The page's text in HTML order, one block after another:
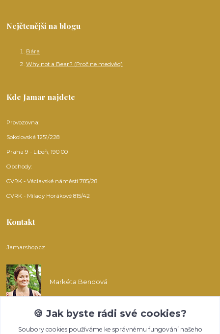
Nejčtenější na blogu
Bára
Why not a Bear? (Proč ne medvěd)
Kde Jamar najdete
Provozovna:
Sokolovská 1251/228
Praha 9 - Libeň, 190 00
Obchody:
CVRK - Václavské náměstí 785/28
CVRK - Milady Horákové 815/42
Kontakt
Jamarshop.cz
Markéta Bendová
info@jamarshop.cz
🍪 Jak byste rádi své cookies?
Soubory cookies používáme ke správnému fungování našeho